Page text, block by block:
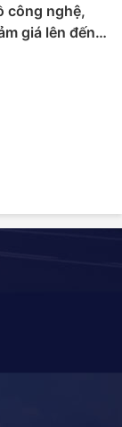
công nghệ,
giá lên đến